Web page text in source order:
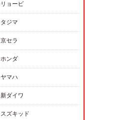
リョービ
タジマ
京セラ
ホンダ
ヤマハ
新ダイワ
スズキッド